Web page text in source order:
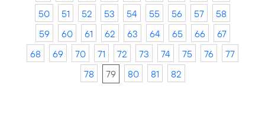
50
51 52 53 54 55 56 57
58
59
60 61 62 63 64 65 66
67
68
69 70 71 72 73 74 75 76
77
78
79 80 81 82